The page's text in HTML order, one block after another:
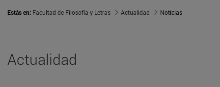
Estás en: Facultad de Filosofía y Letras Actualidad Noticias
Actualidad